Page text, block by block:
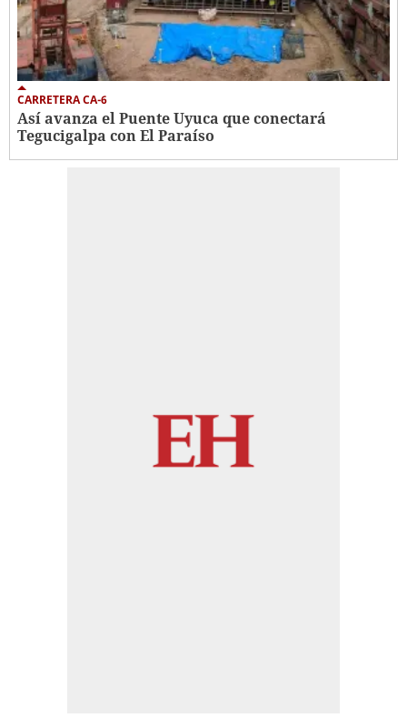
CARRETERA CA-6
Así avanza el Puente Uyuca que conectará
Tegucigalpa con El Paraíso